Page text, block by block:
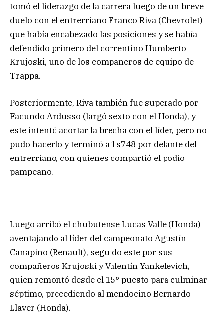
tomó el liderazgo de la carrera luego de un breve
duelo con el entrerriano Franco Riva (Chevrolet)
que había encabezado las posiciones y se había
defendido primero del correntino Humberto
Krujoski, uno de los compañeros de equipo de
Trappa.
Posteriormente, Riva también fue superado por
Facundo Ardusso (largó sexto con el Honda), y
este intentó acortar la brecha con el líder, pero no
pudo hacerlo y terminó a 1s748 por delante del
entrerriano, con quienes compartió el podio
pampeano.
Luego arribó el chubutense Lucas Valle (Honda)
aventajando al líder del campeonato Agustín
Canapino (Renault), seguido este por sus
compañeros Krujoski y Valentín Yankelevich,
quien remontó desde el 15° puesto para culminar
séptimo, precediendo al mendocino Bernardo
Llaver (Honda).